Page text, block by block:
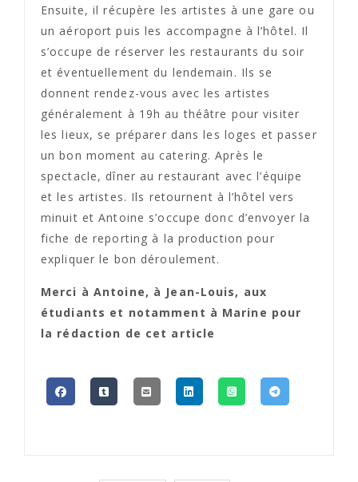
Ensuite, il récupère les artistes à une gare ou
un aéroport puis les accompagne à l’hôtel. Il
s’occupe de réserver les restaurants du soir
et éventuellement du lendemain. Ils se
donnent rendez-vous avec les artistes
généralement à 19h au théâtre pour visiter
les lieux, se préparer dans les loges et passer
un bon moment au catering. Après le
spectacle, dîner au restaurant avec l’équipe
et les artistes. Ils retournent à l’hôtel vers
minuit et Antoine s’occupe donc d’envoyer la
fiche de reporting à la production pour
expliquer le bon déroulement.
Merci à Antoine, à Jean-Louis, aux
étudiants et notamment à Marine pour
la rédaction de cet article